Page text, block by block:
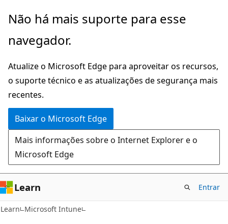
Pular
o
principal
Não há mais suporte para esse
navegador.
Atualize o Microsoft Edge para aproveitar os recursos,
o suporte técnico e as atualizações de segurança mais
recentes.
Baixar o Microsoft Edge
Mais informações sobre o Internet Explorer e o
Microsoft Edge
Learn Entrar
Learn Microsoft Intune